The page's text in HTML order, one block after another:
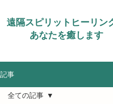
遠隔スピリットヒーリン
あなたを癒します
記事
全ての記事